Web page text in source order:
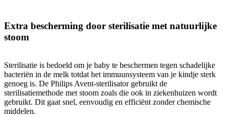
Extra bescherming door sterilisatie met natuurlijke
stoom
Sterilisatie is bedoeld om je baby te beschermen tegen schadelijke
bacteriën in de melk totdat het immuunsysteem van je kindje sterk
genoeg is. De Philips Avent-sterilisator gebruikt de
sterilisatiemethode met stoom zoals die ook in ziekenhuizen wordt
gebruikt. Dit gaat snel, eenvoudig en efficiënt zonder chemische
middelen.